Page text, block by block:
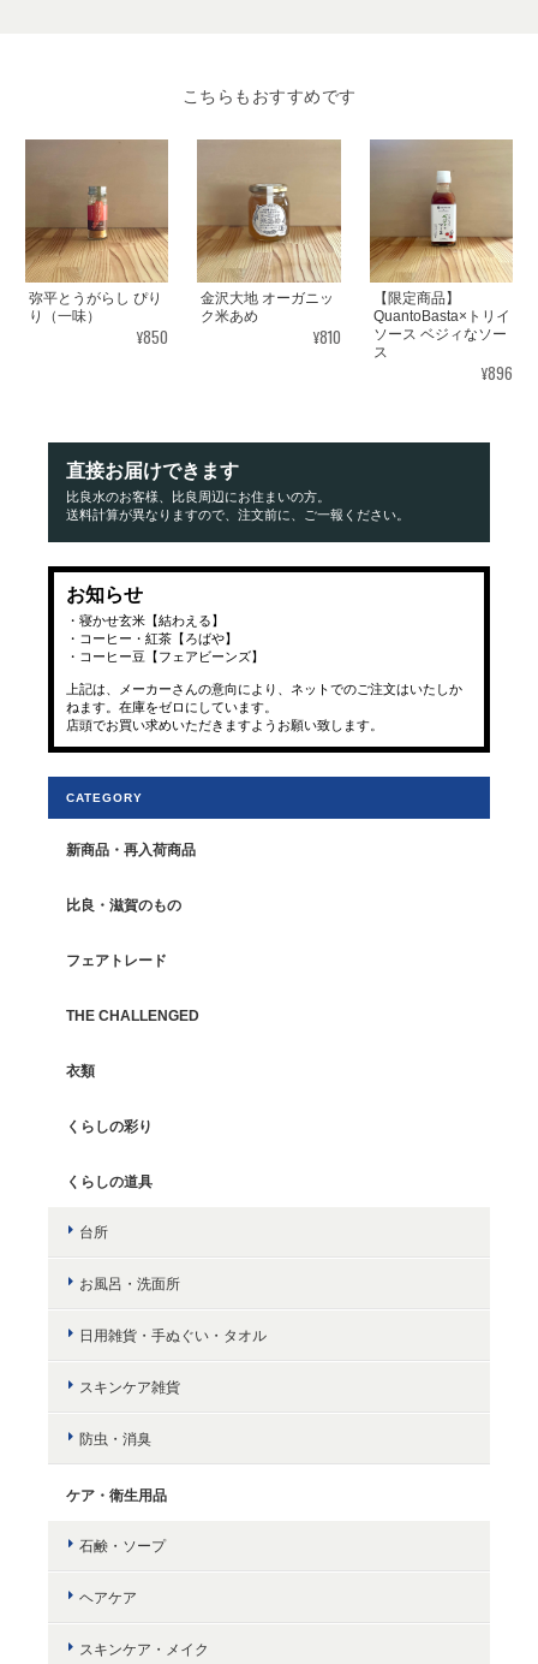
こちらもおすすめです
弥平とうがらし ぴり
り（一味）
¥850
金沢大地 オーガニッ
ク米あめ
¥810
【限定商品】
QuantoBasta×トリイ
ソース ベジィなソー
ス
¥896
直接お届けできます
比良水のお客様、比良周辺にお住まいの方。
送料計算が異なりますので、注文前に、ご一報ください。
お知らせ
・寝かせ玄米【結わえる】
・コーヒー・紅茶【ろばや】
・コーヒー豆【フェアビーンズ】
上記は、メーカーさんの意向により、ネットでのご注文はいたしか
ねます。在庫をゼロにしています。
店頭でお買い求めいただきますようお願い致します。
CATEGORY
新商品・再入荷商品
比良・滋賀のもの
フェアトレード
THE CHALLENGED
衣類
くらしの彩り
くらしの道具
台所
お風呂・洗面所
日用雑貨・手ぬぐい・タオル
スキンケア雑貨
防虫・消臭
ケア・衛生用品
石鹸・ソープ
ヘアケア
スキンケア・メイク